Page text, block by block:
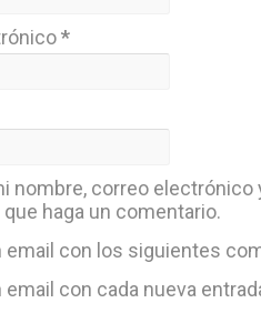
*
nombre, correo
haga un comentario.
email con los siguientes
email con cada nueva